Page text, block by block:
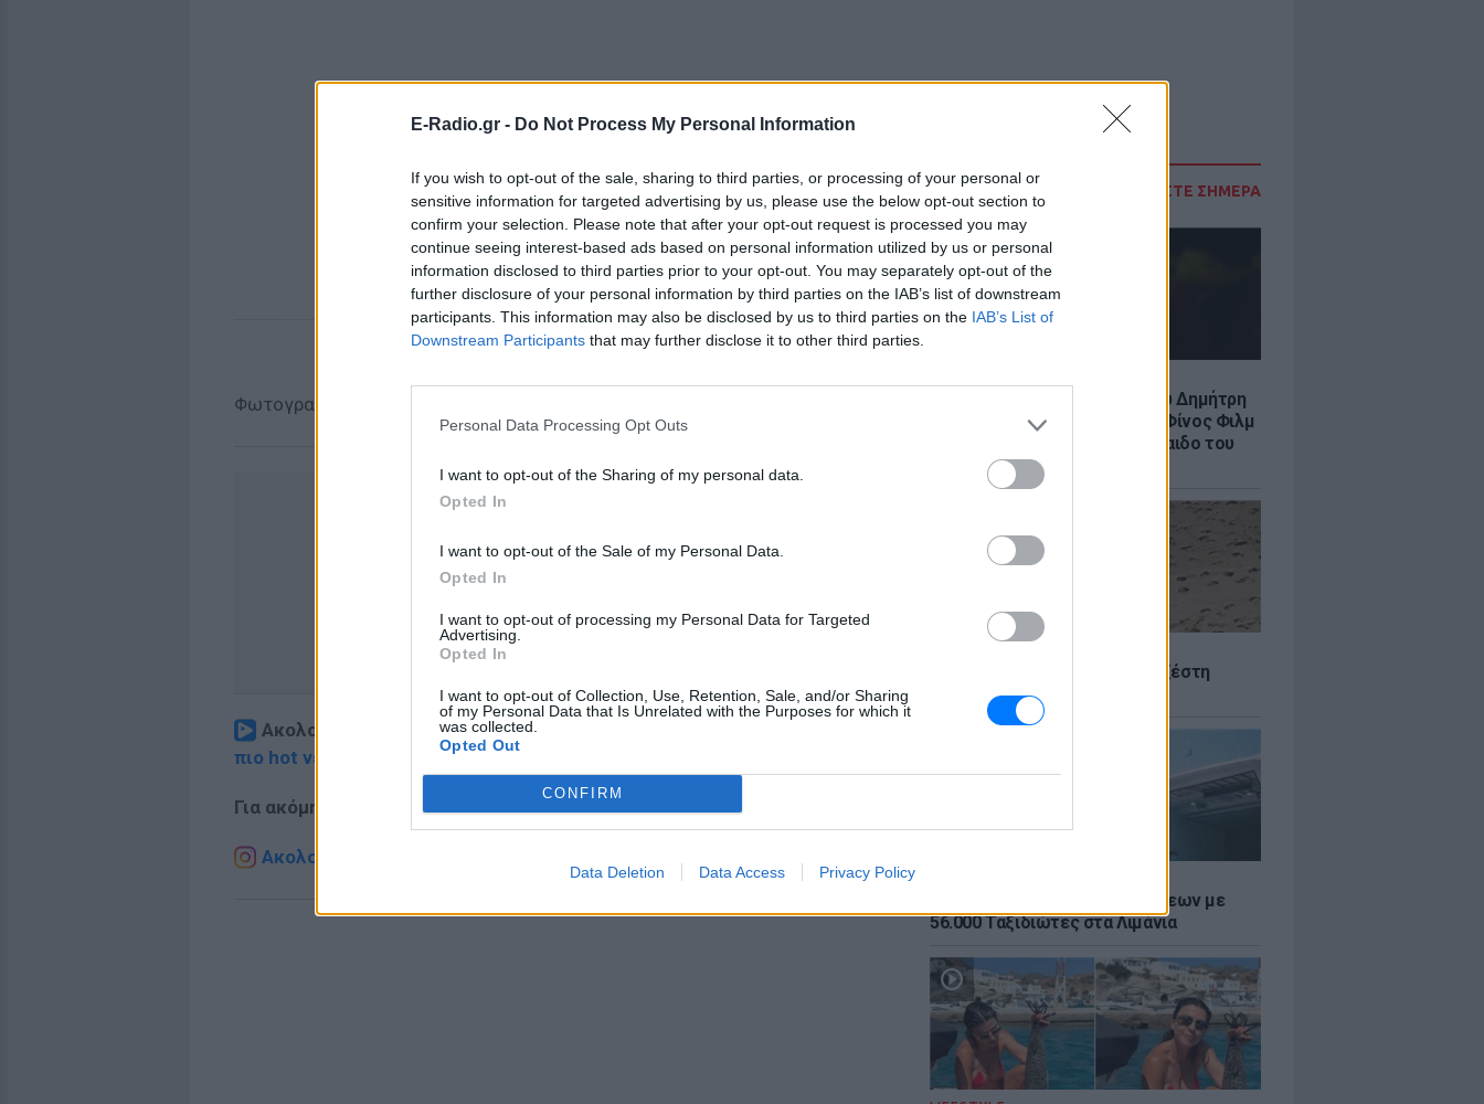
E-Radio.gr - Do Not Process My Personal Information
If you wish to opt-out of the sale, sharing to third parties, or processing of your personal or
sensitive information for targeted advertising by us, please use the below opt-out section to
confirm your selection. Please note that after your opt-out request is processed you may
continue seeing interest-based ads based on personal information utilized by us or personal
information disclosed to third parties prior to your opt-out. You may separately opt-out of the
further disclosure of your personal information by third parties on the IAB’s list of downstream
participants. This information may also be disclosed by us to third parties on the IAB’s List of
Downstream Participants that may further disclose it to other third parties.
Personal Data Processing Opt Outs
I want to opt-out of the Sharing of my personal data.
Opted In
I want to opt-out of the Sale of my Personal Data.
Opted In
I want to opt-out of processing my Personal Data for Targeted
Advertising.
Opted In
I want to opt-out of Collection, Use, Retention, Sale, and/or Sharing
of my Personal Data that Is Unrelated with the Purposes for which it
was collected.
Opted Out
CONFIRM
Data Deletion Data Access Privacy Policy
ΔΙΑΒΑΣΤΕ ΣΗΜΕΡΑ
22 χρόνια από τον θάνατο του Δημήτρη
Παπαμιχαήλ: Η ανάρτηση της Φίνος Φιλμ
για το «γοητευτικό λεβεντόπαιδο του
ελληνικού σινεμά»
Καιρός: Πού θα «χτυπήσει» η ζέστη
Αύγουστος: Ρεκόρ Αναχωρήσεων με
56.000 Ταξιδιώτες στα Λιμάνια
Φωτογραφίες: imerazante.gr
Ακολουθήστε το E-Radio.gr στο
πιο hot νέα
Για ακόμη περισσότερανέα, μπείτε στηνροή ειδήσεωντου E-Daily.gr
Ακολουθήστε το E-Radio.gr και στο Instagram